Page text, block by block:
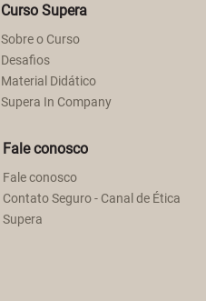
Curso Supera
Sobre o Curso
Desafios
Material Didático
Supera In Company
Fale conosco
Fale conosco
Contato Seguro - Canal de Ética
Supera